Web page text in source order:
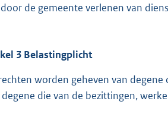
de gemeente verlenen van
3 Belastingplicht
worden geheven van
die van de bezittingen,